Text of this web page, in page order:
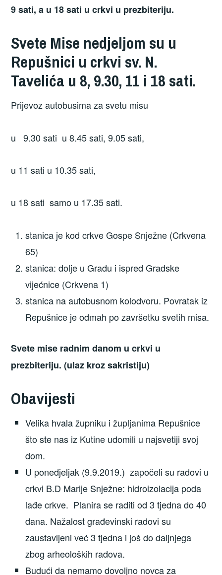
9 sati, a u 18 sati u crkvi u prezbiteriju.
Svete Mise nedjeljom su u
Repušnici u crkvi sv. N.
Tavelića u 8, 9.30, 11 i 18 sati.
Prijevoz autobusima za svetu misu
u 9.30 sati u 8.45 sati, 9.05 sati,
u 11 sati u 10.35 sati,
u 18 sati samo u 17.35 sati.
stanica je kod crkve Gospe Snježne (Crkvena
65)
stanica: dolje u Gradu i ispred Gradske
vijećnice (Crkvena 1)
stanica na autobusnom kolodvoru. Povratak iz
Repušnice je odmah po završetku svetih misa.
Svete mise radnim danom u crkvi u
prezbiteriju. (ulaz kroz sakristiju)
Obavijesti
Velika hvala župniku i župljanima Repušnice
što ste nas iz Kutine udomili u najsvetiji svoj
dom.
U ponedjeljak (9.9.2019.) započeli su radovi u
crkvi B.D Marije Snježne: hidroizolacija poda
lađe crkve. Planira se raditi od 3 tjedna do 40
dana. Nažalost građevinski radovi su
zaustavljeni već 3 tjedna i još do daljnjega
zbog arheoloških radova.
Budući da nemamo dovoljno novca za